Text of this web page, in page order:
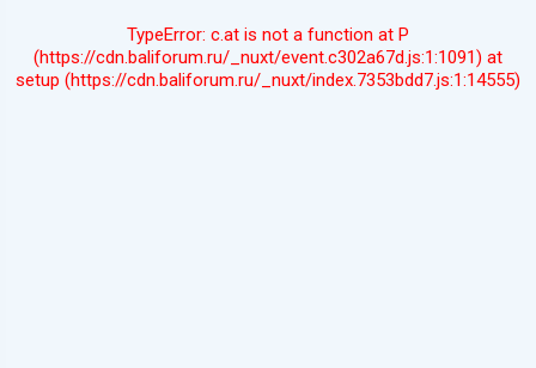
TypeError: c.at is not a function at P
(https://cdn.baliforum.ru/_nuxt/event.c302a67d.js:1:1091) at
setup (https://cdn.baliforum.ru/_nuxt/index.7353bdd7.js:1:14555)